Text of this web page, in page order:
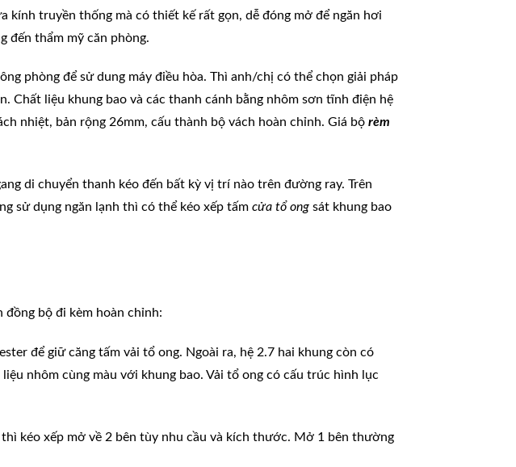
kính truyền thống mà có thiết kế rất gọn, dễ đóng mở để ngăn hơi
đến thẩm mỹ căn phòng.
phòng để sử dung máy điều hòa. Thì anh/chị có thể chọn giải pháp
Chất liệu khung bao và các thanh cánh bằng nhôm sơn tĩnh điện hệ
nhiệt, bản rộng 26mm, cấu thành bộ vách hoàn chỉnh. Giá bộ rèm
di chuyển thanh kéo đến bất kỳ vị trí nào trên đường ray. Trên
sử dụng ngăn lạnh thì có thể kéo xếp tấm cửa tổ ong sát khung bao
đồng bộ đi kèm hoàn chỉnh:
để giữ căng tấm vải tổ ong. Ngoài ra, hệ 2.7 hai khung còn có
nhôm cùng màu với khung bao. Vải tổ ong có cấu trúc hình lục
kéo xếp mở về 2 bên tùy nhu cầu và kích thước. Mở 1 bên thường